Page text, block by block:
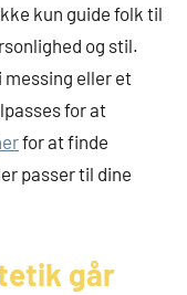
kun guide folk til
og stil.
messing eller et
for at
for at finde
passer til dine
går